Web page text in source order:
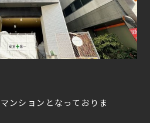
ンションとなっておりま